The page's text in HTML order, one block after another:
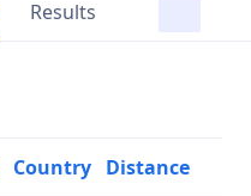
Results
Country Distance